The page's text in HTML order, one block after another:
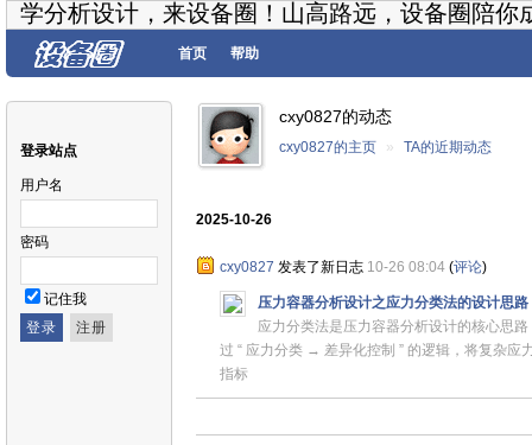
学分析设计，来设备圈！山高路远，设备圈陪你
首页 帮助
登录站点
用户名
密码
记住我
cxy0827的动态
cxy0827的主页 » TA的近期动态
2025-10-26
cxy0827 发表了新日志 10-26 08:04 (评论)
压力容器分析设计之应力分类法的设计思路
应力分类法是压力容器分析设计的核心思
过 “ 应力分类 → 差异化控制 ” 的逻辑，将复杂应
指标